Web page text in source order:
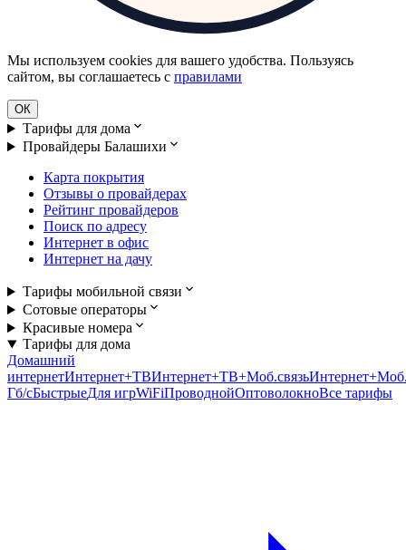
Мы используем cookies для вашего удобства. Пользуясь
сайтом, вы соглашаетесь с правилами
ОК
Тарифы для дома
Провайдеры Балашихи
Карта покрытия
Отзывы о провайдерах
Рейтинг провайдеров
Поиск по адресу
Интернет в офис
Интернет на дачу
Тарифы мобильной связи
Сотовые операторы
Красивые номера
Тарифы для дома
Домашний
интернетИнтернет+ТВИнтернет+ТВ+Моб.связь
Гб/cБыстрыеДля игрWiFiПроводнойОптоволокноВсе тарифы